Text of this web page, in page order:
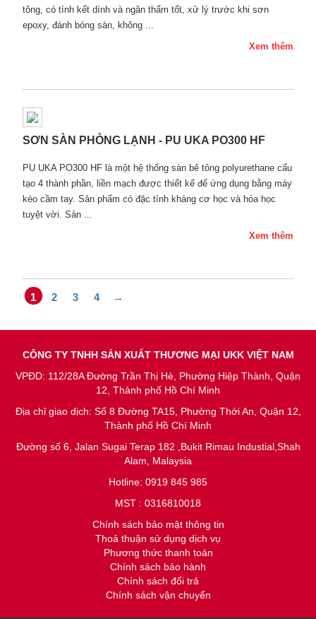
tông, có tính kết dính và ngăn thẩm tốt, xử lý trước khi sơn
epoxy, đánh bóng sàn, không ...
Xem thêm
SƠN SÀN PHÒNG LẠNH - PU UKA PO300 HF
PU UKA PO300 HF là một hệ thống sàn bê tông polyurethane cấu
tạo 4 thành phần, liền mạch được thiết kế để ứng dụng bằng máy
kéo cầm tay. Sản phẩm có đặc tính kháng cơ học và hóa học
tuyệt vời. Sản ...
Xem thêm
1 2 3 4 →
CÔNG TY TNHH SẢN XUẤT THƯƠNG MẠI UKK VIỆT NAM
VPĐD: 112/28A Đường Trần Thị Hè, Phường Hiệp Thành, Quận
12, Thành phố Hồ Chí Minh
Địa chỉ giao dịch: Số 8 Đường TA15, Phường Thới An, Quận 12,
Thành phố Hồ Chí Minh
Đường số 6, Jalan Sugai Terap 182 ,Bukit Rimau Industial,Shah
Alam, Malaysia
Hotline: 0919 845 985
MST : 0316810018
Chính sách bảo mật thông tin
Thoả thuận sử dụng dịch vụ
Phương thức thanh toán
Chính sách bảo hành
Chính sách đổi trả
Chính sách vận chuyển